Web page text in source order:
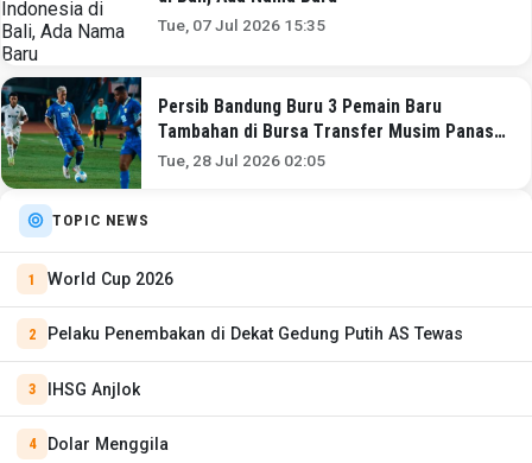
Tue, 07 Jul 2026 15:35
Persib Bandung Buru 3 Pemain Baru
Tambahan di Bursa Transfer Musim Panas
2026?
Tue, 28 Jul 2026 02:05
TOPIC NEWS
World Cup 2026
Pelaku Penembakan di Dekat Gedung Putih AS Tewas
IHSG Anjlok
Dolar Menggila